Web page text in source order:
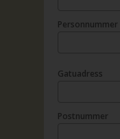
Personnummer
Gatuadress
Postnummer